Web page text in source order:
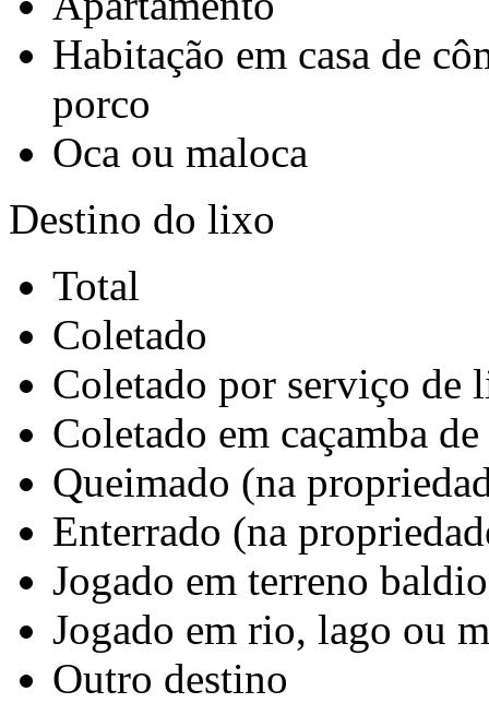
Habitação em casa de
porco
Oca ou maloca
Destino do lixo
Total
Coletado
Coletado por serviço de
Coletado em caçamba
Queimado (na
Enterrado (na
Jogado em terreno
Jogado em rio, lago ou
Outro destino